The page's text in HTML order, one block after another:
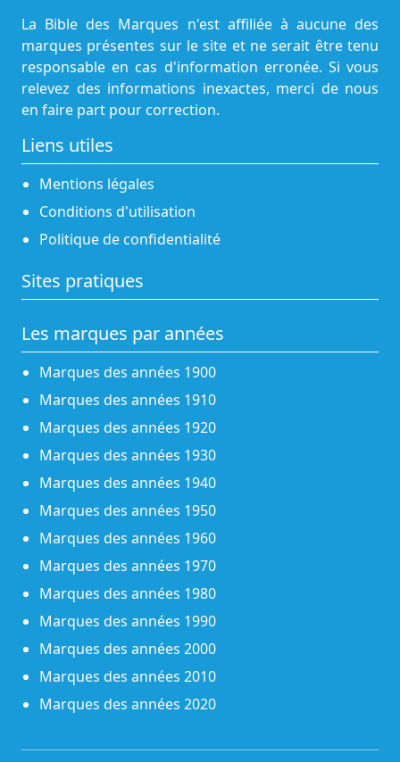
La Bible des Marques n'est affiliée à aucune des
marques présentes sur le site et ne serait être tenu
responsable en cas d'information erronée. Si vous
relevez des informations inexactes, merci de nous
en faire part pour correction.
Liens utiles
Mentions légales
Conditions d'utilisation
Politique de confidentialité
Sites pratiques
Les marques par années
Marques des années 1900
Marques des années 1910
Marques des années 1920
Marques des années 1930
Marques des années 1940
Marques des années 1950
Marques des années 1960
Marques des années 1970
Marques des années 1980
Marques des années 1990
Marques des années 2000
Marques des années 2010
Marques des années 2020